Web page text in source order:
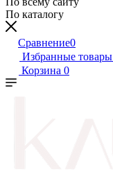
По каталогу
Сравнение0
Избранные товары
Корзина 0